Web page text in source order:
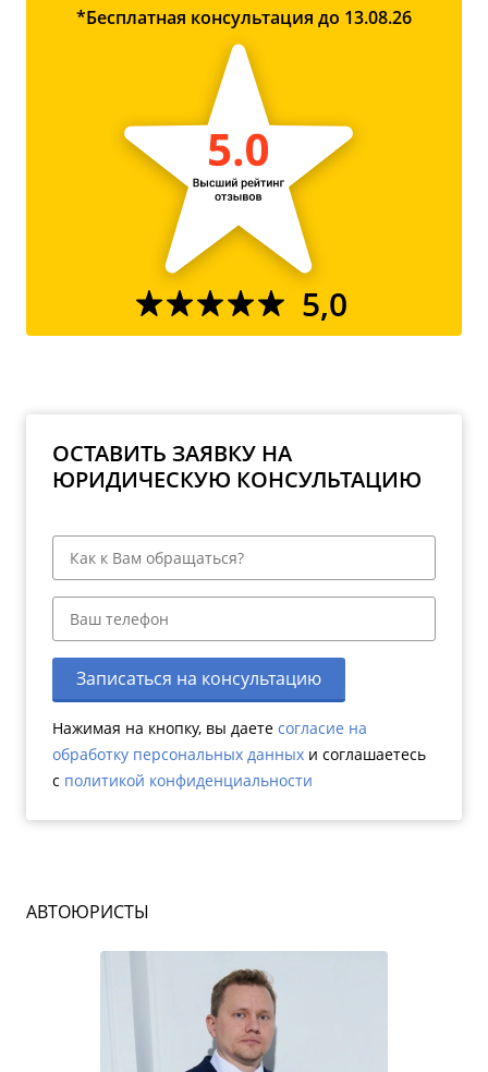
*Бесплатная консультация до 13.08.26
5,0
ОСТАВИТЬ ЗАЯВКУ НА
ЮРИДИЧЕСКУЮ КОНСУЛЬТАЦИЮ
Записаться на консультацию
Нажимая на кнопку, вы даете согласие на
обработку персональных данных и соглашаетесь
c политикой конфиденциальности
АВТОЮРИСТЫ